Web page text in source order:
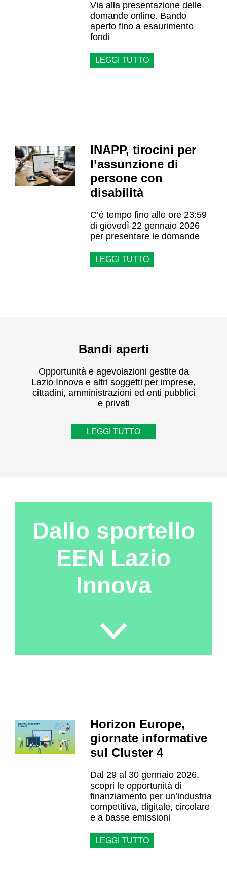
Via alla presentazione delle
domande online. Bando
aperto fino a esaurimento
fondi
LEGGI TUTTO
INAPP, tirocini per
l’assunzione di
persone con
disabilità
C’è tempo fino alle ore 23:59
di giovedì 22 gennaio 2026
per presentare le domande
LEGGI TUTTO
Bandi aperti
Opportunità e agevolazioni gestite da
Lazio Innova e altri soggetti per imprese,
cittadini, amministrazioni ed enti pubblici
e privati
LEGGI TUTTO
Dallo sportello
EEN Lazio
Innova
Horizon Europe,
giornate informative
sul Cluster 4
Dal 29 al 30 gennaio 2026,
scopri le opportunità di
finanziamento per un’industria
competitiva, digitale, circolare
e a basse emissioni
LEGGI TUTTO